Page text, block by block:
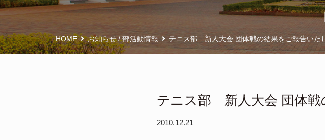
HOME お知らせ/部活動情報 テニス部 新人大会 団体戦の結果をご報告いた
テニス部 新人大会 団体戦
2010.12.21